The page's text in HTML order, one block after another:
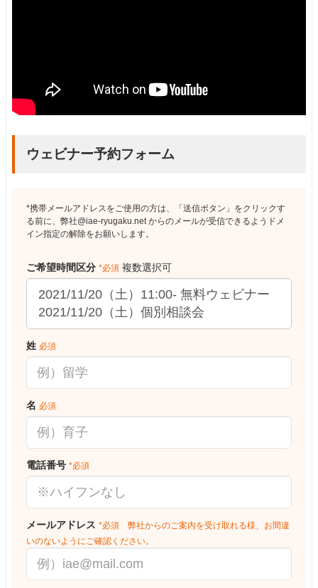
ウェビナー予約フォーム
*携帯メールアドレスをご使用の方は、「送信ボタン」をクリックす
る前に、弊社@iae-ryugaku.net からのメールが受信できるようドメ
イン指定の解除をお願いします。
ご希望時間区分 *必須 複数選択可
姓 必須
名 必須
電話番号 *必須
メールアドレス *必須 弊社からのご案内を受け取れる様、お間違
いのないようにご確認ください。